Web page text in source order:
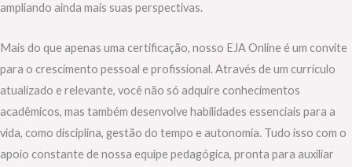
ampliando ainda mais suas perspectivas.
Mais do que apenas uma certificação, nosso EJA Online é um convite
para o crescimento pessoal e profissional. Através de um currículo
atualizado e relevante, você não só adquire conhecimentos
acadêmicos, mas também desenvolve habilidades essenciais para a
vida, como disciplina, gestão do tempo e autonomia. Tudo isso com o
apoio constante de nossa equipe pedagógica, pronta para auxiliar